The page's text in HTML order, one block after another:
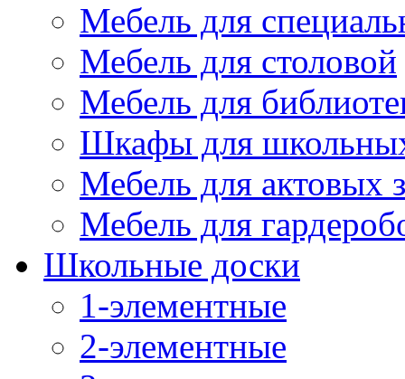
Мебель для
Мебель для столовой
Мебель для
Шкафы для
Мебель для актовых
Мебель для
Школьные доски
1-элементные
2-элементные